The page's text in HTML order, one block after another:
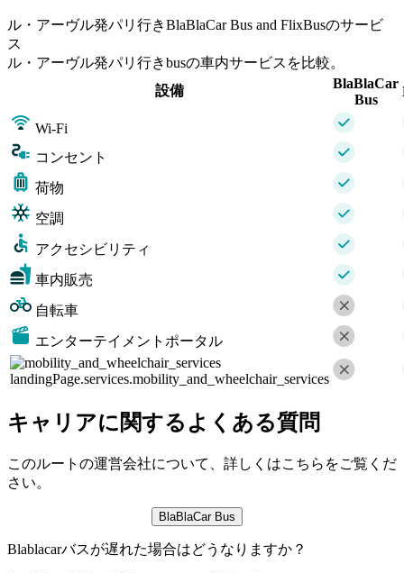
ル・アーヴル発パリ行きBlaBlaCar Bus and FlixBusのサービ
ス
ル・アーヴル発パリ行きbusの車内サービスを比較。
設備
BlaBlaCar
Bus
Wi-Fi
コンセント
荷物
空調
アクセシビリティ
車内販売
自転車
エンターテイメントポータル
landingPage.services.mobility_and_wheelchair_services
キャリアに関するよくある質問
このルートの運営会社について、詳しくはこちらをご覧くだ
さい。
BlaBlaCar Bus
Blablacarバスが遅れた場合はどうなりますか？